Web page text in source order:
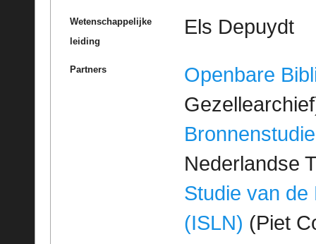
Wetenschappelijke
leiding
Els Depuydt
Partners
Openbare
Bronnenstudie
Nederlandse
Studie van de
(ISLN) (Piet